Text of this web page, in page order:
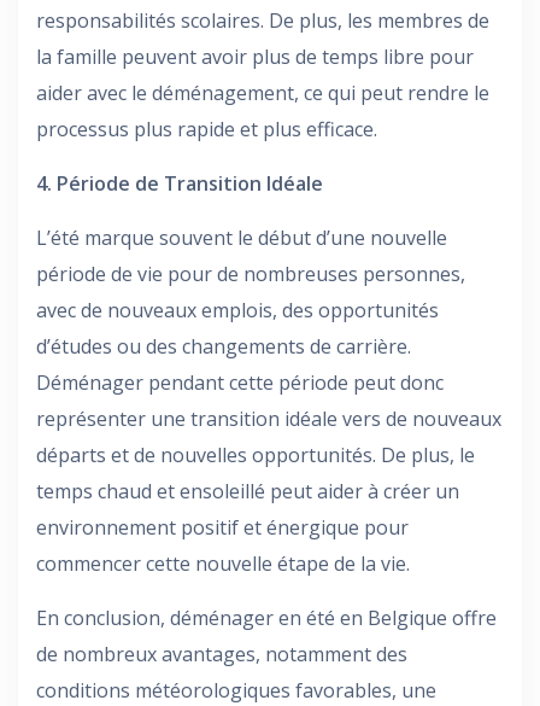
responsabilités scolaires. De plus, les membres de
la famille peuvent avoir plus de temps libre pour
aider avec le déménagement, ce qui peut rendre le
processus plus rapide et plus efficace.
4. Période de Transition Idéale
L’été marque souvent le début d’une nouvelle
période de vie pour de nombreuses personnes,
avec de nouveaux emplois, des opportunités
d’études ou des changements de carrière.
Déménager pendant cette période peut donc
représenter une transition idéale vers de nouveaux
départs et de nouvelles opportunités. De plus, le
temps chaud et ensoleillé peut aider à créer un
environnement positif et énergique pour
commencer cette nouvelle étape de la vie.
En conclusion, déménager en été en Belgique offre
de nombreux avantages, notamment des
conditions météorologiques favorables, une